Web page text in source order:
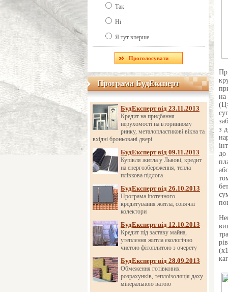
Так
Ні
Я тут вперше
Програма БудЕксперт
Програма БудЕксперт
БудЕксперт від 23.11.2013
Кредит на придбання
нерухомості на вторинному
ринку, металопластикові вікна та
вхідні броньовані двері
БудЕксперт від 09.11.2013
Купівля житла у Львові, кредит
на енергозбереження, тепла
плівкова підлога
БудЕксперт від 26.10.2013
Програма іпотечного
кредитування житла, сонячні
колектори
БудЕксперт від 12.10.2013
Кредит під заставу майна,
утеплення житла екологічно
чистою фітоплитою з очерету
БудЕксперт від 28.09.2013
Обмеження готівкових
розрахунків, теплоізоляція даху
мінеральною ватою
на
з
до